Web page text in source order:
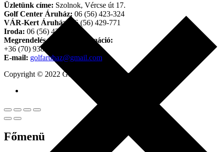
Üzletünk címe: Szolnok, Vércse út 17.
Golf Center Áruház: 06 (56) 423-324
VÁR-Kert Áruház:
06 (56) 429-771
Iroda: 06 (56) 421-857
Megrendelés, termék információ:
+36 (70) 938-3356
E-mail: golfaruhaz@gmail.com
Copyright © 2022 Golfker Kft. - Minden jog fenntartva!
Főmenü